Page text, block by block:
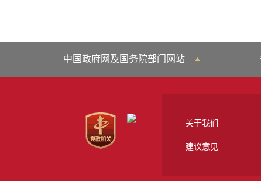
中国政府网及国务院部门网站 |
关于我们
建议意见